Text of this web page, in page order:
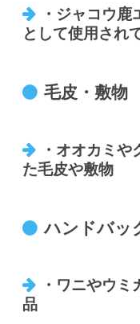
・ジャコウ
として使用され
毛皮・敷物
・オオカミ
た毛皮や敷物
ハンドバッ
・ワニやウ
品